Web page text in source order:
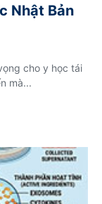
Nhật Bản
cho y học tái
mà...